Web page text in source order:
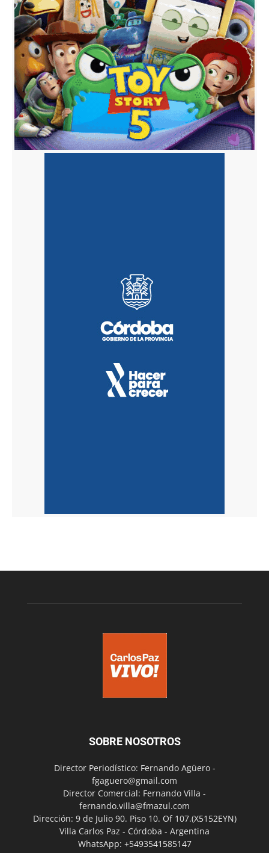
SOBRE NOSOTROS
Director Periodístico: Fernando Agüero -
fgaguero@gmail.com
Director Comercial: Fernando Villa -
fernando.villa@fmazul.com
Dirección: 9 de Julio 90. Piso 10. Of 107.(X5152EYN)
Villa Carlos Paz - Córdoba - Argentina
WhatsApp: +5493541585147